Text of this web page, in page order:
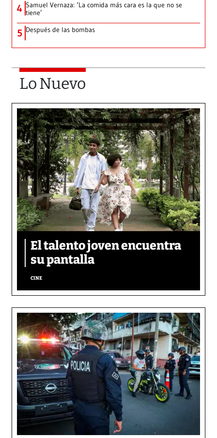
4 Samuel Vernaza: ‘La comida más cara es la que no se
tiene’
5 Después de las bombas
Lo Nuevo
El talento joven encuentra
su pantalla​
CINE